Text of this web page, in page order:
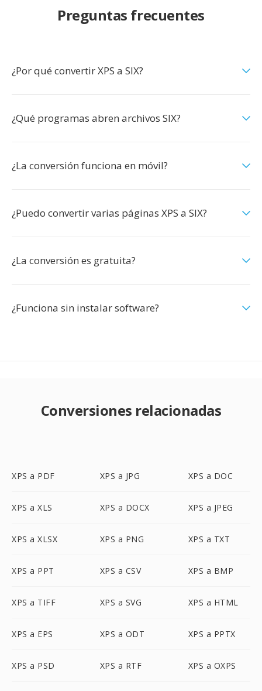
Preguntas frecuentes
¿Por qué convertir XPS a SIX?
¿Qué programas abren archivos SIX?
¿La conversión funciona en móvil?
¿Puedo convertir varias páginas XPS a SIX?
¿La conversión es gratuita?
¿Funciona sin instalar software?
Conversiones relacionadas
XPS a PDF XPS a JPG XPS a DOC
XPS a XLS XPS a DOCX XPS a JPEG
XPS a XLSX XPS a PNG XPS a TXT
XPS a PPT XPS a CSV XPS a BMP
XPS a TIFF XPS a SVG XPS a HTML
XPS a EPS XPS a ODT XPS a PPTX
XPS a PSD XPS a RTF XPS a OXPS